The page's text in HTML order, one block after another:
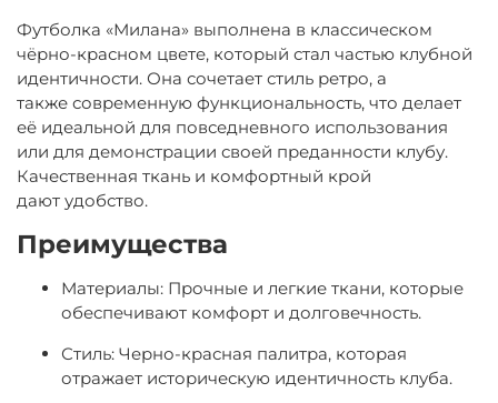
Футболка «Милана» выполнена в классическом
чёрно-красном цвете, который стал частью клубной
идентичности. Она сочетает стиль ретро, а
также современную функциональность, что делает
её идеальной для повседневного использования
или для демонстрации своей преданности клубу.
Качественная ткань и комфортный крой
дают удобство.
Преимущества
Материалы: Прочные и легкие ткани, которые
обеспечивают комфорт и долговечность.
Стиль: Черно-красная палитра, которая
отражает историческую идентичность клуба.